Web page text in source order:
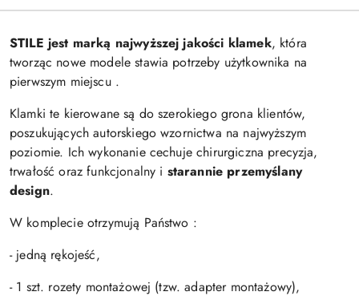
STILE jest marką najwyższej jakości klamek, która
tworząc nowe modele stawia potrzeby użytkownika na
pierwszym miejscu .
Klamki te kierowane są do szerokiego grona klientów,
poszukujących autorskiego wzornictwa na najwyższym
poziomie. Ich wykonanie cechuje chirurgiczna precyzja,
trwałość oraz funkcjonalny i starannie przemyślany
design.
W komplecie otrzymują Państwo :
- jedną rękojeść,
- 1 szt. rozety montażowej (tzw. adapter montażowy),